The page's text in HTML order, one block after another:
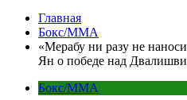
Главная
Бокс/MMA
«Мерабу ни разу не
Ян о победе над
Бокс/MMA